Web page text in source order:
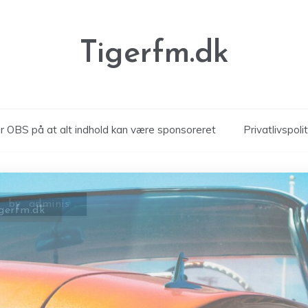
Tigerfm.dk
OBS på at alt indhold kan være sponsoreret